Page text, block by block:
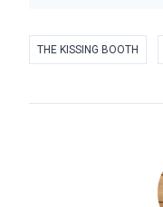
THE KISSING BOOTH